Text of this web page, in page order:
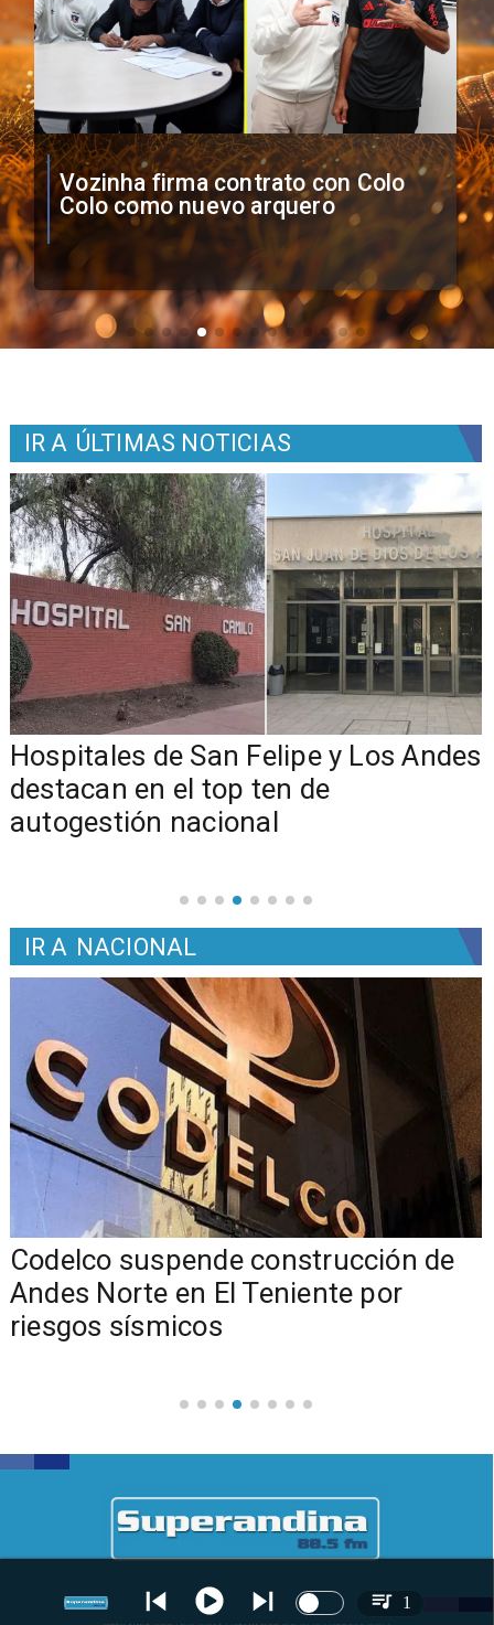
O'Higgins cae por penales ante
Boca Juniors en Copa
Sudamericana
IR A ÚLTIMAS NOTICIAS
Hospitales de San Felipe y Los Andes
destacan en el top ten de
autogestión nacional
IR A NACIONAL
Codelco suspende construcción de
Andes Norte en El Teniente por
riesgos sísmicos
1